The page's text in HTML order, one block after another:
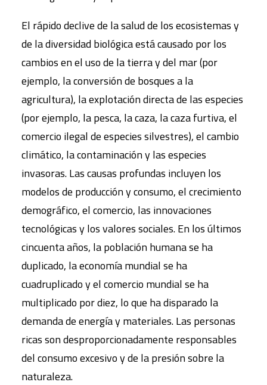
El rápido declive de la salud de los ecosistemas y
de la diversidad biológica está causado por los
cambios en el uso de la tierra y del mar (por
ejemplo, la conversión de bosques a la
agricultura), la explotación directa de las especies
(por ejemplo, la pesca, la caza, la caza furtiva, el
comercio ilegal de especies silvestres), el cambio
climático, la contaminación y las especies
invasoras. Las causas profundas incluyen los
modelos de producción y consumo, el crecimiento
demográfico, el comercio, las innovaciones
tecnológicas y los valores sociales. En los últimos
cincuenta años, la población humana se ha
duplicado, la economía mundial se ha
cuadruplicado y el comercio mundial se ha
multiplicado por diez, lo que ha disparado la
demanda de energía y materiales. Las personas
ricas son desproporcionadamente responsables
del consumo excesivo y de la presión sobre la
naturaleza.